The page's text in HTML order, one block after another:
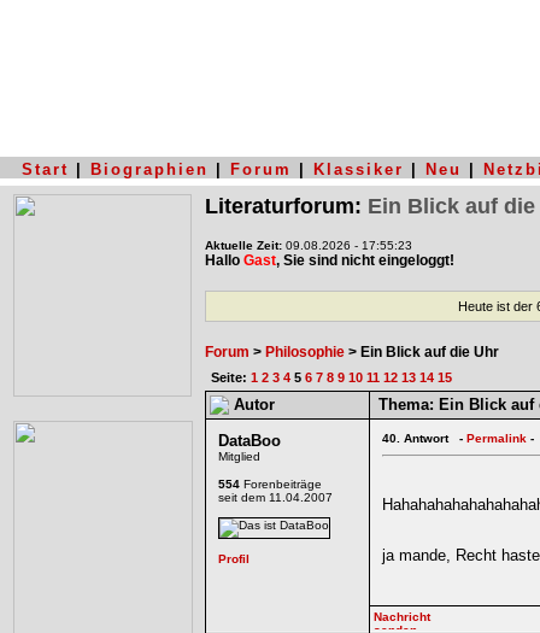
Start Biographien Forum Klassiker Neu
Literaturforum: Ein Blick auf die
Aktuelle Zeit: 09.08.2026 - 17:55:23
Hallo Gast, Sie sind nicht eingeloggt!
Heute ist der
Forum > Philosophie > Ein Blick auf die Uhr
Seite: 1 2 3 4 5 6 7 8 9 10 11 12 13 14 15
Autor Thema: Ein Blick auf
DataBoo
Mitglied
554 Forenbeiträge
seit dem 11.04.2007
40. Antwort - Permalink -
ja mande, Recht